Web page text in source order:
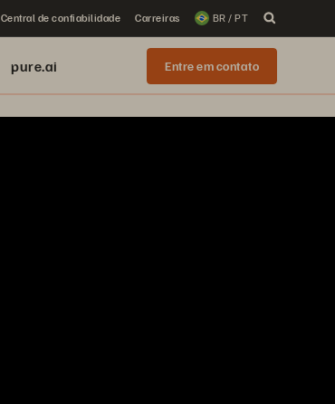
Central de confiabilidade Carreiras BR / PT
pure.ai Entre em contato